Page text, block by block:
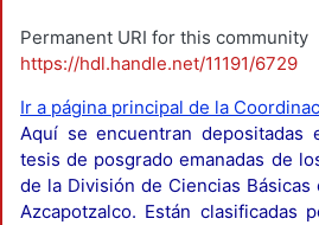
Permanent URI for this community
https://hdl.handle.net/11191/6729
Ir a página principal de la
Aquí se encuentran depositadas
tesis de posgrado emanadas de
de la División de Ciencias Básicas
Azcapotzalco. Están clasificadas